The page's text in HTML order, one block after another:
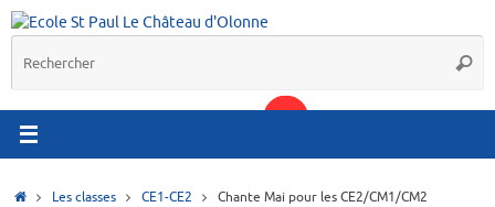
Passer
au
contenu
AccueilLes classes CE1-CE2 Chante Mai pour les CE2/CM1/CM2